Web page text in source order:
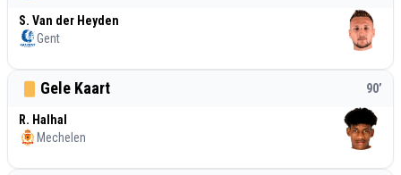
S. Van der Heyden
Gent
Gele Kaart 90’
R. Halhal
Mechelen